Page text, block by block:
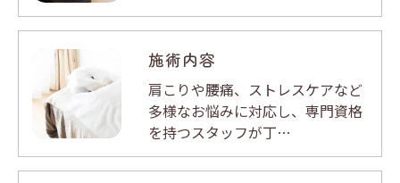
施術内容
肩こりや腰痛、ストレスケアなど
多様なお悩みに対応し、専門資格
を持つスタッフが丁…